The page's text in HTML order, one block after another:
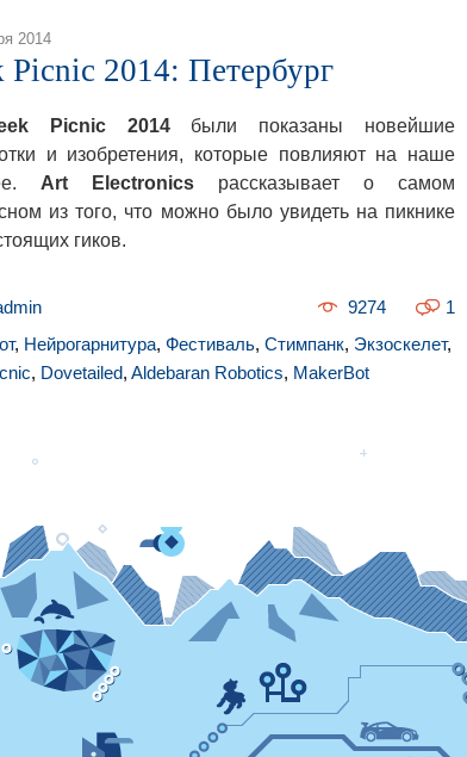
2014
Picnic 2014: Петербург
Picnic 2014были показаны новейшие
и изобретения, которые повлияют на наше
Art Electronics рассказывает о самом
из того, что можно было увидеть на пикнике
гиков.
1
9274
, Нейрогарнитура, Фестиваль, Стимпанк, Экзоскелет,
, Dovetailed, Aldebaran Robotics, MakerBot